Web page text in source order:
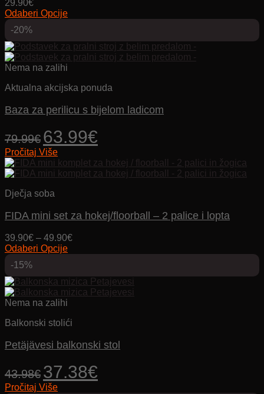
29.90€
Odaberi Opcije
Ovaj
proizvod
ima
više
varijanti.
se
odabrati
proizvoda
-20%
Nema na zalihi
Aktualna akcijska ponuda
Baza za perilicu s bijelom ladicom
79.99€
Izvorna
cijena
bila
je:
79.99€.
63.99€cijena
63.99€.
Pročitaj Više
Dječja soba
FIDA mini set za hokej/floorball – 2 palice i lopta
39.90€ – 49.90€Price
49.90€
Odaberi Opcije
Ovaj
proizvod
ima
više
varijanti.
se
odabrati
proizvoda
-15%
Nema na zalihi
Balkonski stolići
Petäjävesi balkonski stol
43.98€
Izvorna
cijena
bila
37.38€cijena
Pročitaj Više